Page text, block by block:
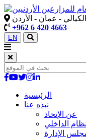
- عمان - الأردن
+962 6 420 4663
EN
الرئيسية
نبذه عنا
عن الإتحاد
الداخلي
الإدارة